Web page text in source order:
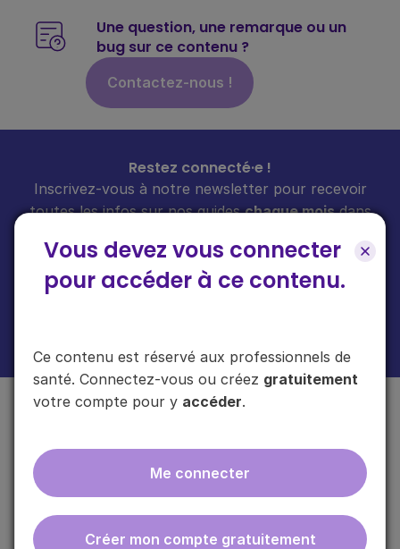
Vous devez vous connecter
pour accéder à ce contenu.
Ce contenu est réservé aux professionnels de
santé. Connectez-vous ou créez gratuitement
votre compte pour y accéder.
Me connecter
Créer mon compte gratuitement
Une question, une remarque ou un
bug sur ce contenu ?
Contactez-nous !
Restez connecté·e !
Inscrivez-vous à notre newsletter pour recevoir
toutes les infos sur nos guideschaque moisdans
ebmfrance est une base de connaissances médicales
gratuite adaptée à la pratique de la médecine générale.